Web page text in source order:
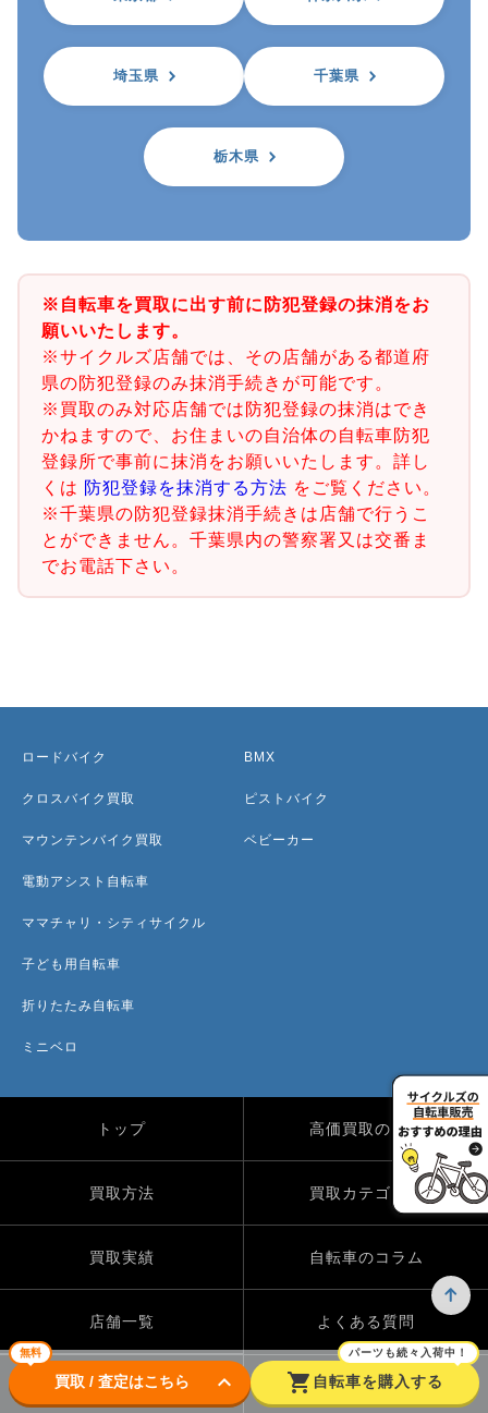
埼玉県 千葉県
栃木県
※自転車を買取に出す前に防犯登録の抹消をお
願いいたします。
※サイクルズ店舗では、その店舗がある都道府
県の防犯登録のみ抹消手続きが可能です。
※買取のみ対応店舗では防犯登録の抹消はでき
かねますので、お住まいの自治体の自転車防犯
登録所で事前に抹消をお願いいたします。詳し
くは 防犯登録を抹消する方法 をご覧ください。
※千葉県の防犯登録抹消手続きは店舗で行うこ
とができません。千葉県内の警察署又は交番ま
でお電話下さい。
無料
買取 / 査定はこちら keyboard_arrow_down shopping_cart
パーツも続々入荷中！
自転車を購入する
ロードバイク
クロスバイク買取
マウンテンバイク買取
電動アシスト自転車
ママチャリ・シティサイクル
子ども用自転車
折りたたみ自転車
ミニベロ
BMX
ピストバイク
ベビーカー
トップ 高価買取のワケ
買取方法 買取カテゴリー
買取実績 自転車のコラム
店舗一覧 よくある質問
Instagram X